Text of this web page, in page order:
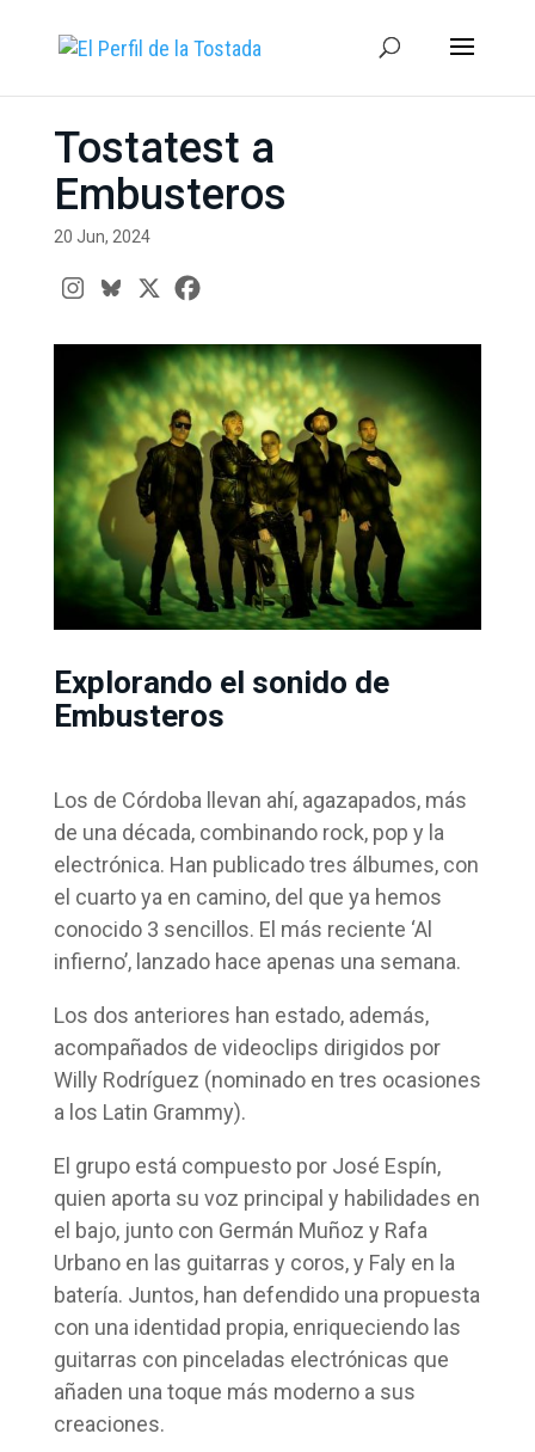
Tostatest a
Embusteros
20 Jun, 2024
Explorando el sonido de
Embusteros
Los de Córdoba llevan ahí, agazapados, más
de una década, combinando rock, pop y la
electrónica. Han publicado tres álbumes, con
el cuarto ya en camino, del que ya hemos
conocido 3 sencillos. El más reciente ‘Al
infierno’, lanzado hace apenas una semana.
Los dos anteriores han estado, además,
acompañados de videoclips dirigidos por
Willy Rodríguez (nominado en tres ocasiones
a los Latin Grammy).
El grupo está compuesto por José Espín,
quien aporta su voz principal y habilidades en
el bajo, junto con Germán Muñoz y Rafa
Urbano en las guitarras y coros, y Faly en la
batería. Juntos, han defendido una propuesta
con una identidad propia, enriqueciendo las
guitarras con pinceladas electrónicas que
añaden una toque más moderno a sus
creaciones.